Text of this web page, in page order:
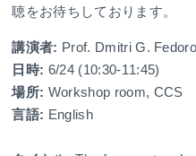
聴をお待ちしております。
講演者: Prof. Dmitri G.
日時: 6/24 (10:30-11:45)
場所: Workshop room, CCS
言語: English